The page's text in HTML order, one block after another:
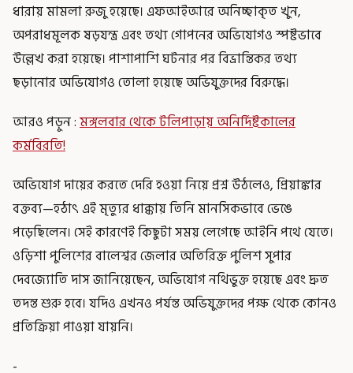
ধারায় মামলা রুজু হয়েছে। এফআইআরে অনিচ্ছাকৃত খুন,
অপরাধমূলক ষড়যন্ত্র এবং তথ্য গোপনের অভিযোগও স্পষ্টভাবে
উল্লেখ করা হয়েছে। পাশাপাশি ঘটনার পর বিভ্রান্তিকর তথ্য
ছড়ানোর অভিযোগও তোলা হয়েছে অভিযুক্তদের বিরুদ্ধে।
আরও পড়ুন :মঙ্গলবার থেকে টলিপাড়ায় অনির্দিষ্টকালের
কর্মবিরতি!
অভিযোগ দায়ের করতে দেরি হওয়া নিয়ে প্রশ্ন উঠলেও, প্রিয়াঙ্কার
বক্তব্য—হঠাৎ এই মৃত্যুর ধাক্কায় তিনি মানসিকভাবে ভেঙে
পড়েছিলেন। সেই কারণেই কিছুটা সময় লেগেছে আইনি পথে যেতে।
ওড়িশা পুলিশের বালেশ্বর জেলার অতিরিক্ত পুলিশ সুপার
দেবজ্যোতি দাস জানিয়েছেন, অভিযোগ নথিভুক্ত হয়েছে এবং দ্রুত
তদন্ত শুরু হবে। যদিও এখনও পর্যন্ত অভিযুক্তদের পক্ষ থেকে কোনও
প্রতিক্রিয়া পাওয়া যায়নি।
-